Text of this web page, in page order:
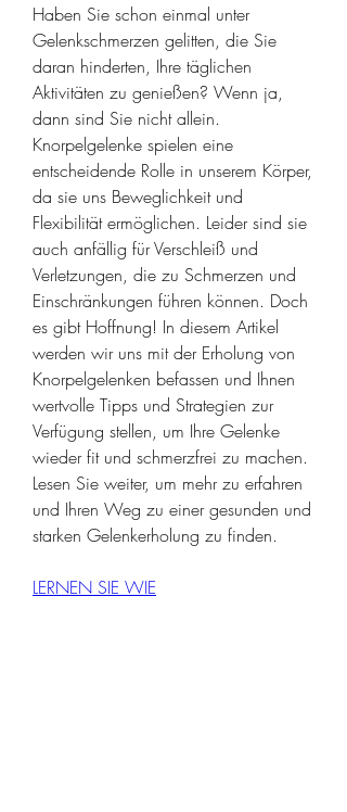
Haben Sie schon einmal unter
Gelenkschmerzen gelitten, die Sie
daran hinderten, Ihre täglichen
Aktivitäten zu genießen? Wenn ja,
dann sind Sie nicht allein.
Knorpelgelenke spielen eine
entscheidende Rolle in unserem Körper,
da sie uns Beweglichkeit und
Flexibilität ermöglichen. Leider sind sie
auch anfällig für Verschleiß und
Verletzungen, die zu Schmerzen und
Einschränkungen führen können. Doch
es gibt Hoffnung! In diesem Artikel
werden wir uns mit der Erholung von
Knorpelgelenken befassen und Ihnen
wertvolle Tipps und Strategien zur
Verfügung stellen, um Ihre Gelenke
wieder fit und schmerzfrei zu machen.
Lesen Sie weiter, um mehr zu erfahren
und Ihren Weg zu einer gesunden und
starken Gelenkerholung zu finden.
LERNEN SIE WIE